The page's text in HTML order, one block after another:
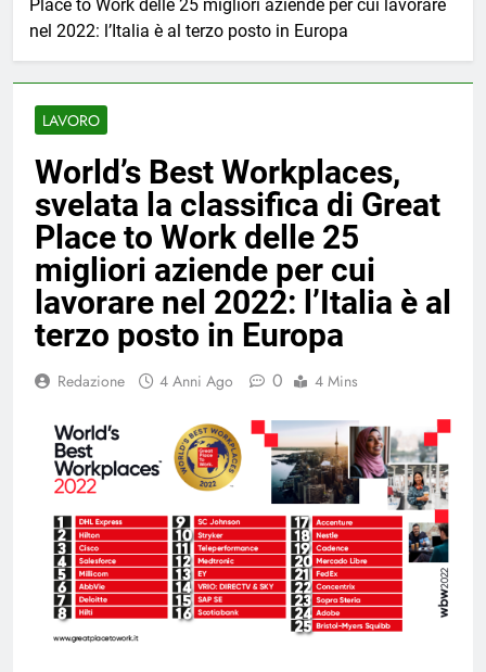
Place to Work delle 25 migliori aziende per cui lavorare
nel 2022: l’Italia è al terzo posto in Europa
LAVORO
World’s Best Workplaces,
svelata la classifica di Great
Place to Work delle 25
migliori aziende per cui
lavorare nel 2022: l’Italia è al
terzo posto in Europa
Redazione 4 Anni Ago 0 4 Mins